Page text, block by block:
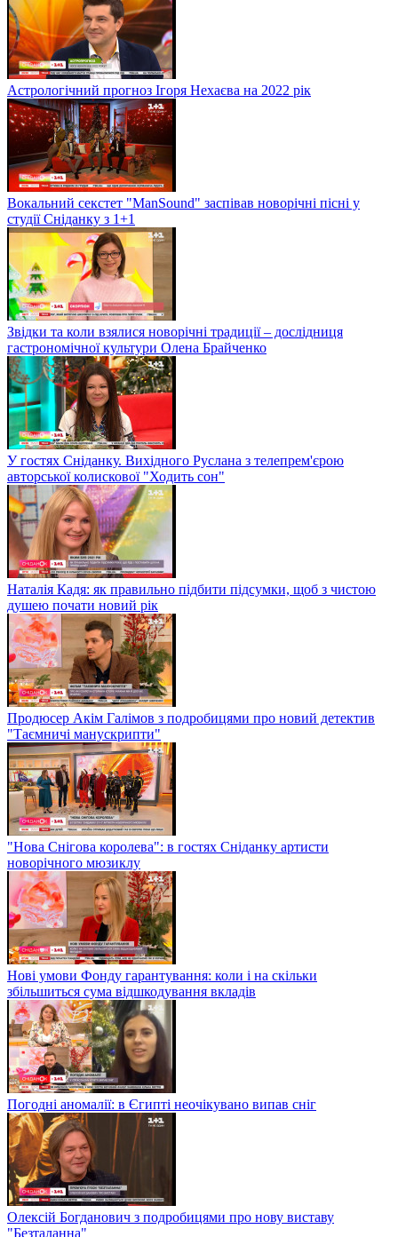
Астрологічний прогноз Ігоря Нехаєва на 2022 рік
Вокальний секстет "ManSound" заспівав новорічні пісні у
студії Сніданку з 1+1
Звідки та коли взялися новорічні традиції – дослідниця
гастрономічної культури Олена Брайченко
У гостях Сніданку. Вихідного Руслана з телепрем'єрою
авторської колискової "Ходить сон"
Наталія Кадя: як правильно підбити підсумки, щоб з чистою
душею почати новий рік
Продюсер Акім Галімов з подробицями про новий детектив
"Таємничі манускрипти"
"Нова Снігова королева": в гостях Сніданку артисти
новорічного мюзиклу
Нові умови Фонду гарантування: коли і на скільки
збільшиться сума відшкодування вкладів
Погодні аномалії: в Єгипті неочікувано випав сніг
Олексій Богданович з подробицями про нову виставу
"Безталанна"